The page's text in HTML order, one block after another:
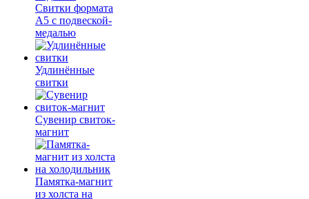
Свитки формата
А5 с подвеской-
медалью
Удлинённые
свитки
Сувенир свиток-
магнит
Памятка-магнит
из холста на